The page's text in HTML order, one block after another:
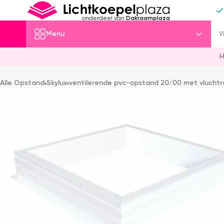
onderdeel van Dakraamplaza
Menu
Alle Opstand Skylux ventilerende pvc-opstand 20/00 met